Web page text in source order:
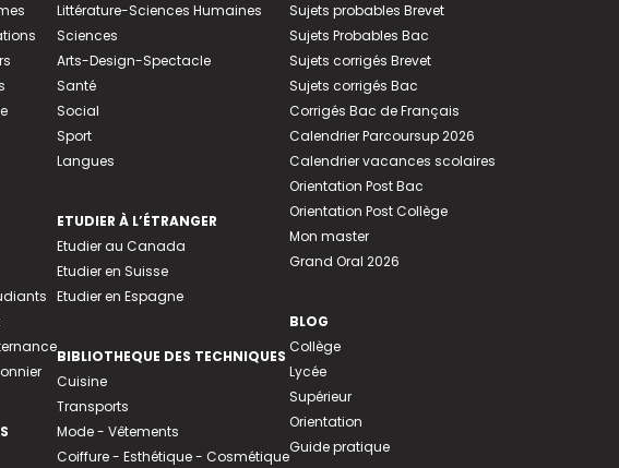
Littérature-Sciences Humaines
Sciences
Arts-Design-Spectacle
Santé
Social
Sport
Langues
ETUDIER À L’ÉTRANGER
Etudier au Canada
Etudier en Suisse
Etudier en Espagne
BIBLIOTHEQUE DES TECHNIQUES
Cuisine
Transports
Mode - Vêtements
Coiffure - Esthétique - Cosmétique
Sujets probables Brevet
Sujets Probables Bac
Sujets corrigés Brevet
Sujets corrigés Bac
Corrigés Bac de Français
Calendrier Parcoursup 2026
Calendrier vacances scolaires
Orientation Post Bac
Orientation Post Collège
Mon master
Grand Oral 2026
BLOG
Collège
Lycée
Supérieur
Orientation
Guide pratique